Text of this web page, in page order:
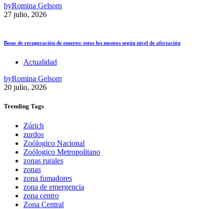
byRomina Gelsom
27 julio, 2026
Bono de recuperación de enseres: estos los montos según nivel de afectación
Actualidad
byRomina Gelsom
20 julio, 2026
Trending Tags
Zúrich
zurdos
Zoólogico Nacional
Zoólogico Metropolitano
zonas rurales
zonas
zona fumadores
zona de emergencia
zona centro
Zona Central